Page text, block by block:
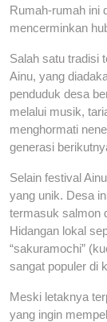
Rumah-rumah ini
mencerminkan
Salah satu tradisi
Ainu, yang
penduduk desa
melalui musik,
menghormati
generasi
Selain festival
yang unik. Desa
termasuk salmon
Hidangan lokal
“sakuramochi”
sangat populer di
Meski letaknya
yang ingin